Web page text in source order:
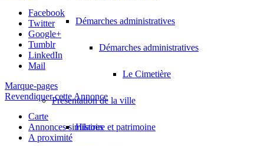
Démarches administratives
Démarches administratives
Le Cimetière
Présentation de la ville
Histoire et patrimoine
Facebook
Twitter
Google+
Tumblr
LinkedIn
Mail
Marque-pages
Revendiquer cette Annonce
Carte
Annonces similaires
A proximité